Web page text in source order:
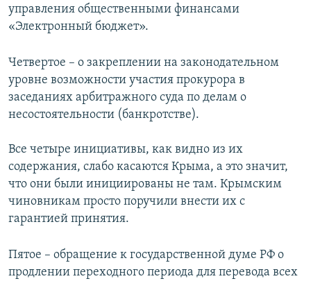
управления общественными финансами
«Электронный бюджет».
Четвертое – о закреплении на законодательном
уровне возможности участия прокурора в
заседаниях арбитражного суда по делам о
несостоятельности (банкротстве).
Все четыре инициативы, как видно из их
содержания, слабо касаются Крыма, а это значит,
что они были инициированы не там. Крымским
чиновникам просто поручили внести их с
гарантией принятия.
Пятое – обращение к государственной думе РФ о
продлении переходного периода для перевода всех